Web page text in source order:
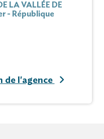
LA VALLÉE DE
- République
de l'agence